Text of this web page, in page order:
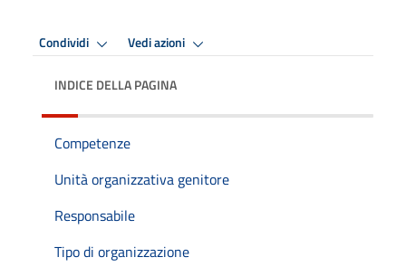
Condividi Vedi azioni
INDICE DELLA PAGINA
Competenze
Unità organizzativa genitore
Responsabile
Tipo di organizzazione